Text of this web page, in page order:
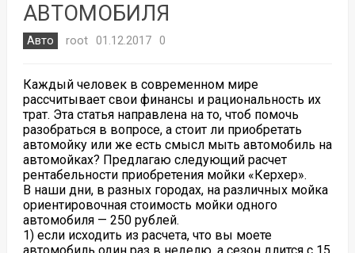
АВТОМОБИЛЯ
Авто root 01.12.2017 0
Каждый человек в современном мире
рассчитывает свои финансы и рациональность их
трат. Эта статья направлена на то, чтоб помочь
разобраться в вопросе, а стоит ли приобретать
автомойку или же есть смысл мыть автомобиль на
автомойках? Предлагаю следующий расчет
рентабельности приобретения мойки «Керхер».
В наши дни, в разных городах, на различных мойка
ориентировочная стоимость мойки одного
автомобиля — 250 рублей.
1) если исходить из расчета, что вы моете